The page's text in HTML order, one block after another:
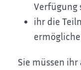
Verfügung
ihr die
Sie müssen